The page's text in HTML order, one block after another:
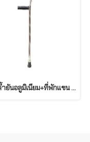
ไม้เท้าค้ำยันอลูมิเนียม+ที่พักแขน ( FS-933L )